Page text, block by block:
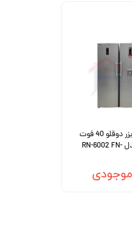
یخچال فریزر دوقلو 40 فوت
بروکس مدل RN-6002 FN-
موجودی